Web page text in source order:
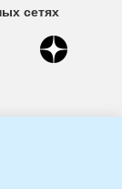
сетях